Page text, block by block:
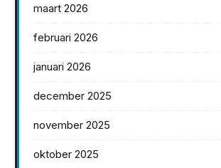
maart 2026
februari 2026
januari 2026
december 2025
november 2025
oktober 2025